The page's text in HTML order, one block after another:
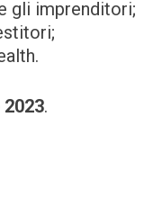
gli imprenditori;
.